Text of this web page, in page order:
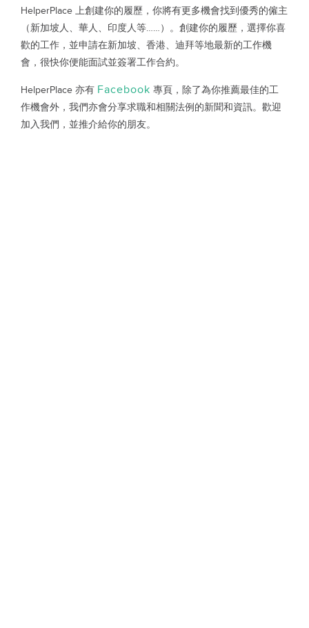
HelperPlace 上創建你的履歷，你將有更多機會找到優秀的僱主
（新加坡人、華人、印度人等……）。創建你的履歷，選擇你喜
歡的工作，並申請在新加坡、香港、迪拜等地最新的工作機
會，很快你便能面試並簽署工作合約。
HelperPlace 亦有 Facebook 專頁，除了為你推薦最佳的工
作機會外，我們亦會分享求職和相關法例的新聞和資訊。歡迎
加入我們，並推介給你的朋友。